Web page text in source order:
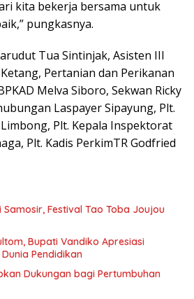
kita bekerja bersama untuk
pungkasnya.
Tua Sintinjak, Asisten III
Pertanian dan Perikanan
Melva Siboro, Sekwan Ricky
Laspayer Sipayung, Plt.
Plt. Kepala Inspektorat
Plt. Kadis PerkimTR Godfried
Festival Tao Toba Joujou
Bupati Vandiko Apresiasi
Pendidikan
Dukungan bagi Pertumbuhan